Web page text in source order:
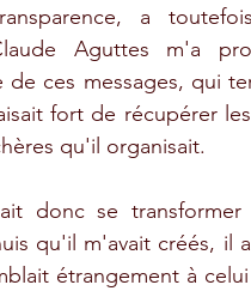
a
Aguttes m'a
de ces messages, qui
fort de récupérer
qu'il organisait.
donc se
qu'il m'avait créés,
étrangement à